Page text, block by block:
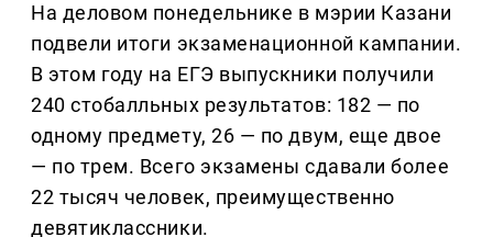
На деловом понедельнике в мэрии Казани
подвели итоги экзаменационной кампании.
В этом году на ЕГЭ выпускники получили
240 стобалльных результатов: 182 — по
одному предмету, 26 — по двум, еще двое
— по трем. Всего экзамены сдавали более
22 тысяч человек, преимущественно
девятиклассники.